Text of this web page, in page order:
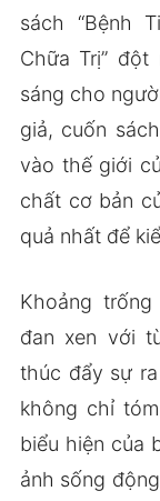
sách “Bệnh
Chữa Trị”
sáng cho
giả, cuốn
vào thế giới
chất cơ bản
quả nhất để
Khoảng
đan xen với
thúc đẩy sự
không chỉ
biểu hiện của
ảnh sống